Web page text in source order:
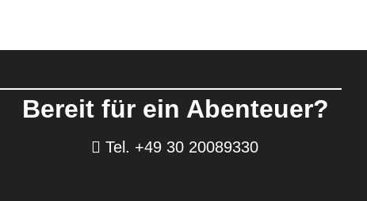
Bereit für ein Abenteuer?
Tel. +49 30 20089330